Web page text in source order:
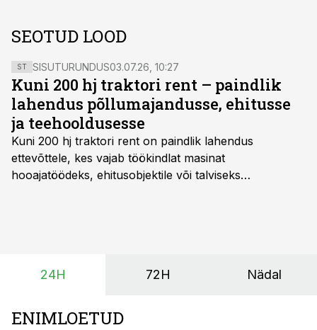
SEOTUD LOOD
ST SISUTURUNDUS03.07.26, 10:27
Kuni 200 hj traktori rent – paindlik
lahendus põllumajandusse, ehitusse
ja teehooldusesse
Kuni 200 hj traktori rent on paindlik lahendus
ettevõttele, kes vajab töökindlat masinat
hooajatöödeks, ehitusobjektile või talviseks
on suurim ning iga töötund on oluline.
24H 72H Nädal
ENIMLOETUD